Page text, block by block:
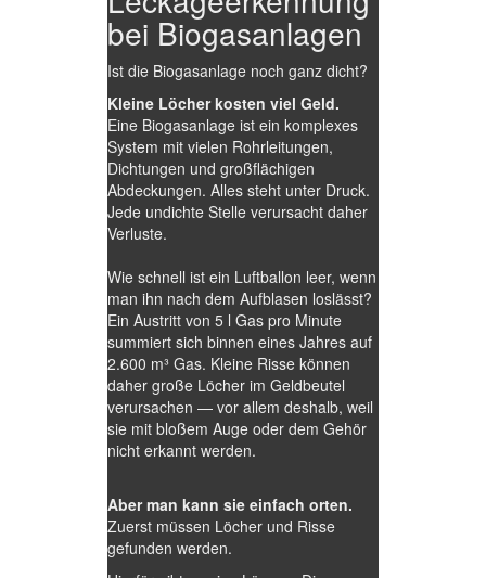
bei Biogasanlagen
Ist die Biogasanlage noch ganz dicht?
Kleine Löcher kosten viel Geld.
Eine Biogasanlage ist ein komplexes
System mit vielen Rohrleitungen,
Dichtungen und großflächigen
Abdeckungen. Alles steht unter Druck.
Jede undichte Stelle verursacht daher
Verluste.
Wie schnell ist ein Luftballon leer, wenn
man ihn nach dem Aufblasen loslässt?
Ein Austritt von 5 l Gas pro Minute
summiert sich binnen eines Jahres auf
2.600 m³ Gas. Kleine Risse können
daher große Löcher im Geldbeutel
verursachen — vor allem deshalb, weil
sie mit bloßem Auge oder dem Gehör
nicht erkannt werden.
Aber man kann sie einfach orten.
Zuerst müssen Löcher und Risse
gefunden werden.